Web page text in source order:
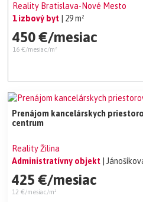
Reality Bratislava-Nové Mesto
1 izbový byt
| 29 m²
450 €/mesiac
16 €/mesiac/m²
Prenájom kancelárskych
centrum
Reality Žilina
Administratívny objekt
|
425 €/mesiac
12 €/mesiac/m²